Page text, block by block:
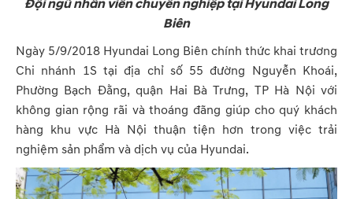
Đội ngũ nhân viên chuyên nghiệp tại Hyundai Long
Biên
Ngày 5/9/2018 Hyundai Long Biên chính thức khai trương
Chi nhánh 1S tại địa chỉ số 55 đường Nguyễn Khoái,
Phường Bạch Đằng, quận Hai Bà Trưng, TP Hà Nội với
không gian rộng rãi và thoáng đãng giúp cho quý khách
hàng khu vực Hà Nội thuận tiện hơn trong việc trải
nghiệm sản phẩm và dịch vụ của Hyundai.